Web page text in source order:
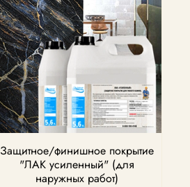
Защитное/финишное покрытие
"ЛАК усиленный" (для
наружных работ)